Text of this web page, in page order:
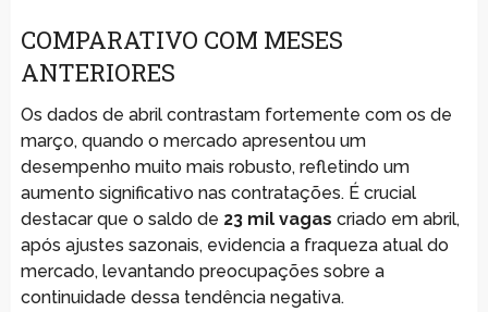
COMPARATIVO COM MESES
ANTERIORES
Os dados de abril contrastam fortemente com os de
março, quando o mercado apresentou um
desempenho muito mais robusto, refletindo um
aumento significativo nas contratações. É crucial
destacar que o saldo de 23 mil vagas criado em abril,
após ajustes sazonais, evidencia a fraqueza atual do
mercado, levantando preocupações sobre a
continuidade dessa tendência negativa.